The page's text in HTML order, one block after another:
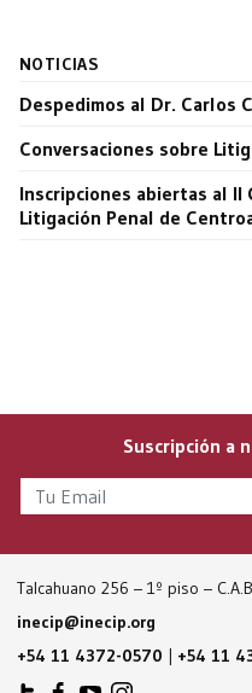
NOTICIAS
Despedimos al Dr. Carlos
Conversaciones sobre
Inscripciones abiertas al II
Litigación Penal de
Suscripción a
Talcahuano 256 – 1º piso –
inecip@inecip.org
+54 11 4372-0570 | +54 11